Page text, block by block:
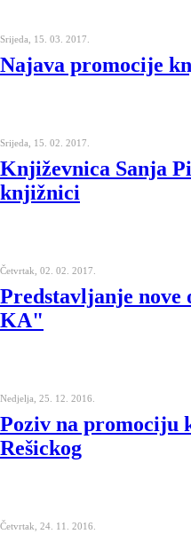
Srijeda, 15. 03. 2017.
Najava promocije
Srijeda, 15. 02. 2017.
Književnica Sanja
knjižnici
Četvrtak, 02. 02. 2017.
Predstavljanje nove
KA"
Nedjelja, 25. 12. 2016.
Poziv na promociju
Rešickog
Četvrtak, 24. 11. 2016.